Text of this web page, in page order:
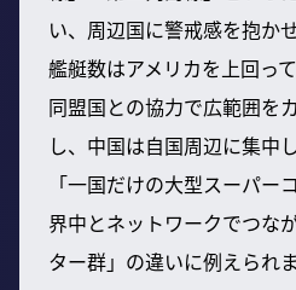
い、周辺国に警戒感を抱か
艦艇数はアメリカを上回っ
同盟国との協力で広範囲を
し、中国は自国周辺に集中
「一国だけの大型スーパー
界中とネットワークでつな
ター群」の違いに例えられま